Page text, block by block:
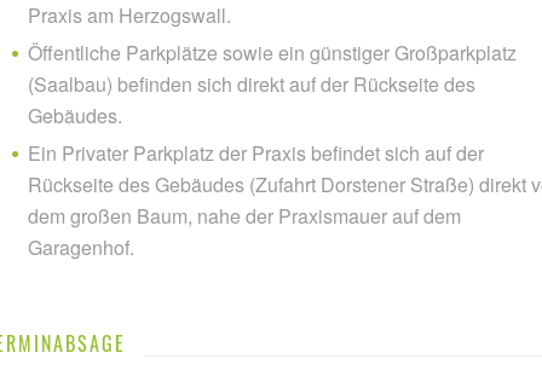
Praxis am Herzogswall.
Öffentliche Parkplätze sowie ein günstiger Großparkplatz
(Saalbau) befinden sich direkt auf der Rückseite des
Gebäudes.
Ein Privater Parkplatz der Praxis befindet sich auf der
Rückseite des Gebäudes (Zufahrt Dorstener Straße) direkt
dem großen Baum, nahe der Praxismauer auf dem
Garagenhof.